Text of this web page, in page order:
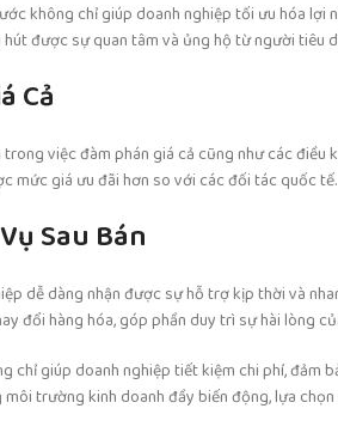
không chỉ giúp doanh nghiệp tối ưu hóa
được sự quan tâm và ủng hộ từ người tiêu
Cả
việc đàm phán giá cả cũng như các điều
mức giá ưu đãi hơn so với các đối tác quốc tế.
Sau Bán
dễ dàng nhận được sự hỗ trợ kịp thời và
đổi hàng hóa, góp phần duy trì sự hài lòng
chỉ giúp doanh nghiệp tiết kiệm chi phí, đảm
trường kinh doanh đầy biến động, lựa